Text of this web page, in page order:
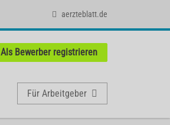
aerzteblatt.de
Als Bewerber registrieren
Für Arbeitgeber